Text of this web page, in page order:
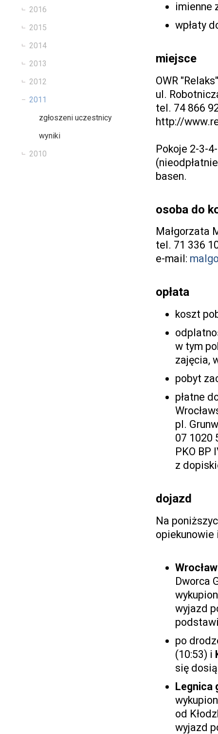
2016
2015
2014
2013
2012
2011
zgłoszeni uczestnicy
wyniki
2010
imienne
wpłaty
miejsce
OWR
ul.
tel. 74 866
http://
Pokoje 2-3-
basen.
osoba do
Małgorzata
tel. 71 336
e-mail:
opłata
koszt
w tym
zajęcia,
pobyt
płatne
pl.
07 1020
PKO BP
z
dojazd
Na
Dworca
wyjazd
po
(10:53) i
się
Legnica
od
wyjazd